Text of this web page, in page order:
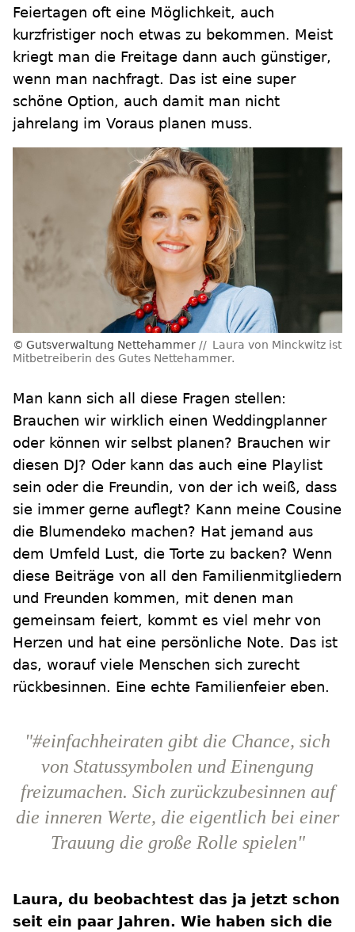
Feiertagen oft eine Möglichkeit, auch
kurzfristiger noch etwas zu bekommen. Meist
kriegt man die Freitage dann auch günstiger,
wenn man nachfragt. Das ist eine super
schöne Option, auch damit man nicht
jahrelang im Voraus planen muss.
Gutsverwaltung Nettehammer
Laura von Minckwitz ist
Mitbetreiberin des Gutes Nettehammer.
Man kann sich all diese Fragen stellen:
Brauchen wir wirklich einen Weddingplanner
oder können wir selbst planen? Brauchen wir
diesen DJ? Oder kann das auch eine Playlist
sein oder die Freundin, von der ich weiß, dass
sie immer gerne auflegt? Kann meine Cousine
die Blumendeko machen? Hat jemand aus
dem Umfeld Lust, die Torte zu backen? Wenn
diese Beiträge von all den Familienmitgliedern
und Freunden kommen, mit denen man
gemeinsam feiert, kommt es viel mehr von
Herzen und hat eine persönliche Note. Das ist
das, worauf viele Menschen sich zurecht
rückbesinnen. Eine echte Familienfeier eben.
"#einfachheiraten gibt die Chance, sich
von Statussymbolen und Einengung
freizumachen. Sich zurückzubesinnen auf
die inneren Werte, die eigentlich bei einer
Trauung die große Rolle spielen"
Laura, du beobachtest das ja jetzt schon
seit ein paar Jahren. Wie haben sich die